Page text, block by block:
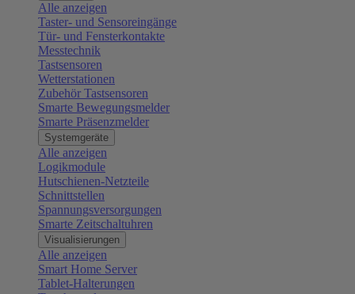
Alle anzeigen
Taster- und Sensoreingänge
Tür- und Fensterkontakte
Messtechnik
Tastsensoren
Wetterstationen
Zubehör Tastsensoren
Smarte Bewegungsmelder
Smarte Präsenzmelder
Systemgeräte
Alle anzeigen
Logikmodule
Hutschienen-Netzteile
Schnittstellen
Spannungsversorgungen
Smarte Zeitschaltuhren
Visualisierungen
Alle anzeigen
Smart Home Server
Tablet-Halterungen